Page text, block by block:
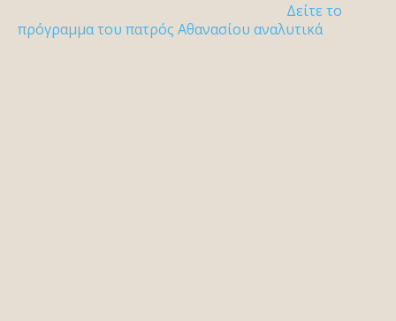
Δείτε το
πρόγραμμα του πατρός Αθανασίου αναλυτικά